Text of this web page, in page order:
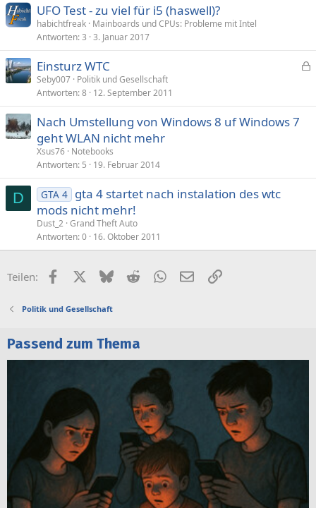
UFO Test - zu viel für i5 (haswell)?
habichtfreak Mainboards und CPUs: Probleme mit Intel
Antworten 3 3. Januar 2017
p
Einsturz WTC
Seby007 Politik und Gesellschaft
Antworten 8 12. September 2011
Nach Umstellung von Windows 8 uf Windows 7
geht WLAN nicht mehr
Xsus76 Notebooks
Antworten 5 19. Februar 2014
D GTA 4 gta 4 startet nach instalation des wtc
mods nicht mehr!
Dust_2 Grand Theft Auto
Antworten 0 16. Oktober 2011
Teilen: FacebookX (Twitter)
BlueskyRedditWhatsApp
E-MailLink
Politik und Gesellschaft
Passend zum Thema